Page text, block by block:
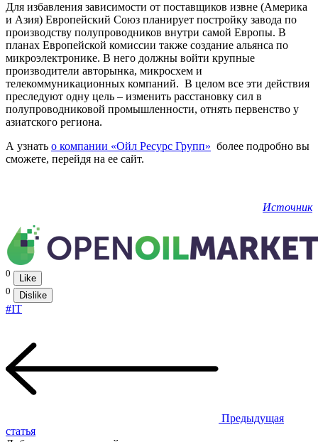
Для избавления зависимости от поставщиков извне (Америка
и Азия) Европейский Союз планирует постройку завода по
производству полупроводников внутри самой Европы. В
планах Европейской комиссии также создание альянса по
микроэлектронике. В него должны войти крупные
производители авторынка, микросхем и
телекоммуникационных компаний. В целом все эти действия
преследуют одну цель – изменить расстановку сил в
полупроводниковой промышленности, отнять первенство у
азиатского региона.
А узнать о компании «Ойл Ресурс Групп» более подробно вы
сможете, перейдя на ее сайт.
Источник
0
Like
0
Dislike
#IT
Предыдущая
статья